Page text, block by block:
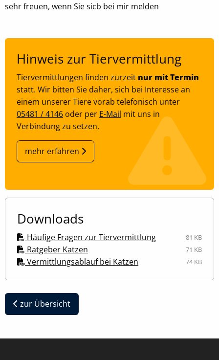
sehr freuen, wenn Sie sicb bei mir melden
Hinweis zur Tiervermittlung
Tiervermittlungen finden zurzeit nur mit Termin
statt. Wir bitten Sie daher, sich bei Interesse an
einem unserer Tiere vorab telefonisch unter
05481 / 4146 oder per E-Mail mit uns in
Verbindung zu setzen.
mehr erfahren
Downloads
Häufige Fragen zur Tiervermittlung 81 KB
Ratgeber Katzen 71 KB
Vermittlungsablauf bei Katzen 74 KB
zur Übersicht
6 Monate, 13 Monate